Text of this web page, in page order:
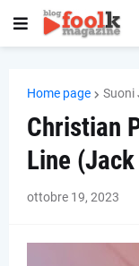
Home page Suoni
Christian
Line
ottobre 19, 2023